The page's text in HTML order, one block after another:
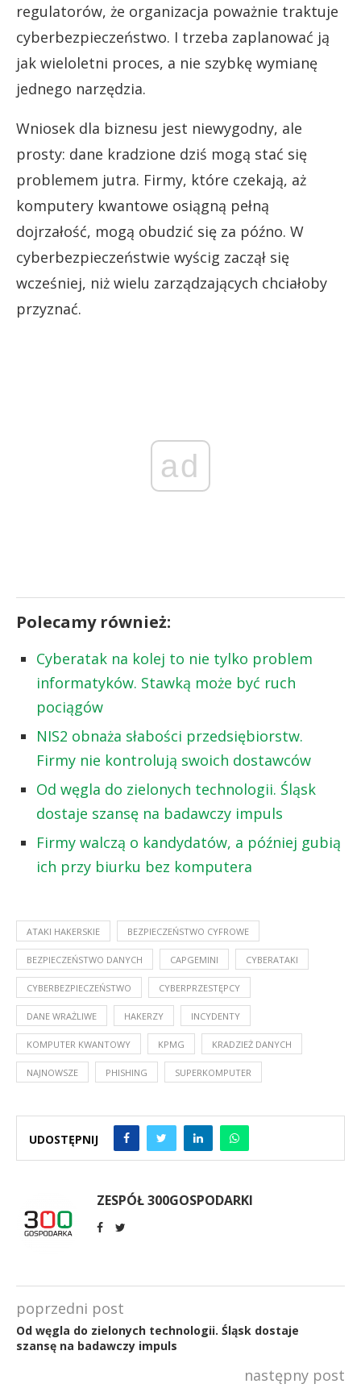
regulatorów, że organizacja poważnie traktuje
cyberbezpieczeństwo. I trzeba zaplanować ją
jak wieloletni proces, a nie szybkę wymianę
jednego narzędzia.
Wniosek dla biznesu jest niewygodny, ale
prosty: dane kradzione dziś mogą stać się
problemem jutra. Firmy, które czekają, aż
komputery kwantowe osiągną pełną
dojrzałość, mogą obudzić się za późno. W
cyberbezpieczeństwie wyścig zaczął się
wcześniej, niż wielu zarządzających chciałoby
przyznać.
ad
Polecamy również:
Cyberatak na kolej to nie tylko problem
informatyków. Stawką może być ruch
pociągów
NIS2 obnaża słabości przedsiębiorstw.
Firmy nie kontrolują swoich dostawców
Od węgla do zielonych technologii. Śląsk
dostaje szansę na badawczy impuls
Firmy walczą o kandydatów, a później gubią
ich przy biurku bez komputera
ATAKI HAKERSKIE BEZPIECZEŃSTWO CYFROWE
BEZPIECZEŃSTWO DANYCH CAPGEMINI CYBERATAKI
CYBERBEZPIECZEŃSTWO CYBERPRZESTĘPCY
DANE WRAŻLIWE HAKERZY INCYDENTY
KOMPUTER KWANTOWY KPMG KRADZIEŻ DANYCH
NAJNOWSZE PHISHING SUPERKOMPUTER
UDOSTĘPNIJ
ZESPÓŁ 300GOSPODARKI
poprzedni post
Od węgla do zielonych technologii. Śląsk dostaje
szansę na badawczy impuls
następny post